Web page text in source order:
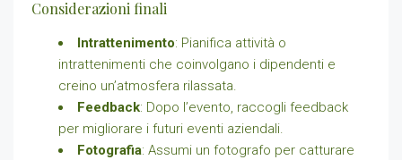
Considerazioni finali
Intrattenimento: Pianifica attività o
intrattenimenti che coinvolgano i dipendenti e
creino un’atmosfera rilassata.
Feedback: Dopo l’evento, raccogli feedback
per migliorare i futuri eventi aziendali.
Fotografia: Assumi un fotografo per catturare